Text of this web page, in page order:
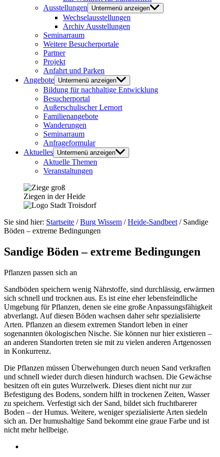
Ausstellungen
Untermenü anzeigen
Wechselausstellungen
Archiv Ausstellungen
Seminarraum
Weitere Besucherportale
Partner
Projekt
Anfahrt und Parken
Angebote Untermenü anzeigen
Bildung für nachhaltige Entwicklung
Besucherportal
Außerschulischer Lernort
Familienangebote
Wanderungen
Seminarraum
Anfrageformular
Aktuelles Untermenü anzeigen
Aktuelle Themen
Veranstaltungen
Ziegen in der Heide
Sie sind hier: Startseite /Burg Wissem /Heide-Sandbeet / Sandige
Böden – extreme Bedingungen
Sandige Böden – extreme Bedingungen
Pflanzen passen sich an
Sandböden speichern wenig Nährstoffe, sind durchlässig, erwärmen
sich schnell und trocknen aus. Es ist eine eher lebensfeindliche
Umgebung für Pflanzen, denen sie eine große Anpassungsfähigkeit
abverlangt. Auf diesen Böden wachsen daher sehr spezialisierte
Arten. Pflanzen an diesem extremen Standort leben in einer
sogenannten ökologischen Nische. Sie können nur hier existieren –
an anderen Standorten treten sie mit zu vielen anderen Artgenossen
in Konkurrenz.
Die Pflanzen müssen Überwehungen durch neuen Sand verkraften
und schnell wieder durch diesen hindurch wachsen. Die Gewächse
besitzen oft ein gutes Wurzelwerk. Dieses dient nicht nur zur
Befestigung des Bodens, sondern hilft in trockenen Zeiten, Wasser
zu speichern. Verfestigt sich der Sand, bildet sich fruchtbarerer
Boden – der Humus. Weitere, weniger spezialisierte Arten siedeln
sich an. Der humushaltige Sand bekommt eine graue Farbe und ist
nicht mehr hellbeige.